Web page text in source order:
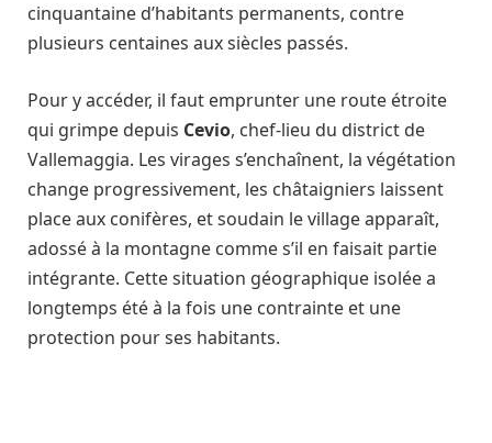
cinquantaine d’habitants permanents, contre
plusieurs centaines aux siècles passés.
Pour y accéder, il faut emprunter une route étroite
qui grimpe depuis Cevio, chef-lieu du district de
Vallemaggia. Les virages s’enchaînent, la végétation
change progressivement, les châtaigniers laissent
place aux conifères, et soudain le village apparaît,
adossé à la montagne comme s’il en faisait partie
intégrante. Cette situation géographique isolée a
longtemps été à la fois une contrainte et une
protection pour ses habitants.